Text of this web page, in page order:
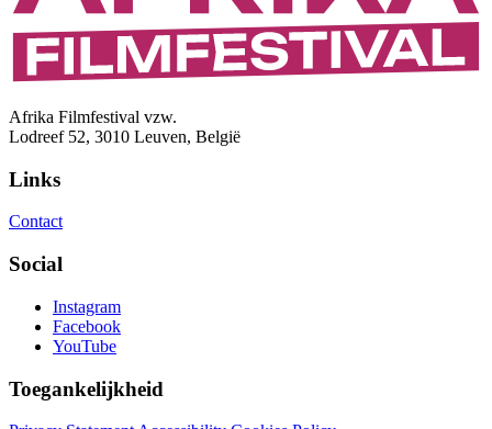
Afrika Filmfestival vzw.
Lodreef 52, 3010 Leuven, België
Links
Contact
Social
Instagram
Facebook
YouTube
Toegankelijkheid